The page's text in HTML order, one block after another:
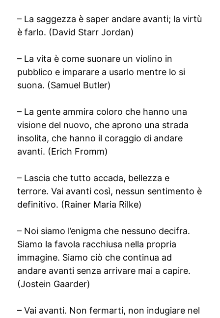
– La saggezza è saper andare avanti; la virtù
è farlo. (David Starr Jordan)
– La vita è come suonare un violino in
pubblico e imparare a usarlo mentre lo si
suona. (Samuel Butler)
– La gente ammira coloro che hanno una
visione del nuovo, che aprono una strada
insolita, che hanno il coraggio di andare
avanti. (Erich Fromm)
– Lascia che tutto accada, bellezza e
terrore. Vai avanti così, nessun sentimento è
definitivo. (Rainer Maria Rilke)
– Noi siamo l’enigma che nessuno decifra.
Siamo la favola racchiusa nella propria
immagine. Siamo ciò che continua ad
andare avanti senza arrivare mai a capire.
(Jostein Gaarder)
– Vai avanti. Non fermarti, non indugiare nel